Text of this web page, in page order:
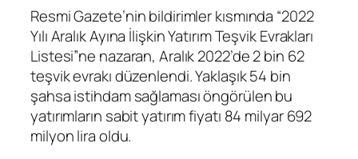
Resmi Gazete’nin bildirimler kısmında “2022
Yılı Aralık Ayına İlişkin Yatırım Teşvik Evrakları
Listesi”ne nazaran, Aralık 2022’de 2 bin 62
teşvik evrakı düzenlendi. Yaklaşık 54 bin
şahsa istihdam sağlaması öngörülen bu
yatırımların sabit yatırım fiyatı 84 milyar 692
milyon lira oldu.